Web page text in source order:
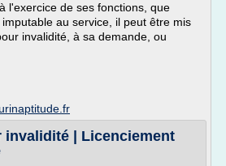
l'exercice de ses fonctions, que
au service, il peut être mis
invalidité, à sa demande, ou
invalidité | Licenciement